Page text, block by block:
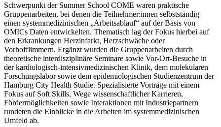
Schwerpunkt der Summer School COME waren praktische
Gruppenarbeiten, bei denen die Teilnehmer:innen selbstständig
einen systemmedizinischen „Arbeitsablauf“ auf der Basis von
OMICs Daten entwickelten. Thematisch lag der Fokus hierbei auf
den Erkrankungen Herzinfarkt, Herzschwäche oder
Vorhofflimmern. Ergänzt wurden die Gruppenarbeiten durch
theoretische interdisziplinäre Seminare sowie Vor-Ort-Besuche in
der kardiologisch-intensivmedizinischen Klinik, dem molekularen
Forschungslabor sowie dem epidemiologischen Studienzentrum der
Hamburg City Health Studie. Spezialisierte Vorträge mit einem
Fokus auf Soft Skills, Wege wissenschaftlicher Karrieren,
Fördermöglichkeiten sowie Interaktionen mit Industriepartnern
rundeten die Einblicke in die Arbeiten im systemmedizinischen
Umfeld ab.